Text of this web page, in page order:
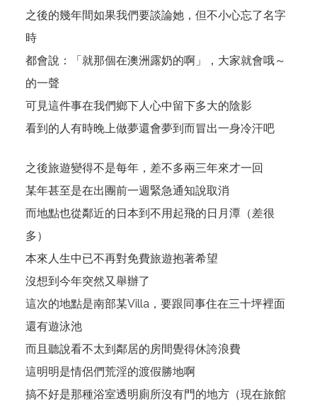
之後的幾年間如果我們要談論她，但不小心忘了名字
時
都會說：「就那個在澳洲露奶的啊」，大家就會哦～
的一聲
可見這件事在我們鄉下人心中留下多大的陰影
看到的人有時晚上做夢還會夢到而冒出一身冷汗吧
之後旅遊變得不是每年，差不多兩三年來才一回
某年甚至是在出團前一週緊急通知說取消
而地點也從鄰近的日本到不用起飛的日月潭（差很
多）
本來人生中已不再對免費旅遊抱著希望
沒想到今年突然又舉辦了
這次的地點是南部某Villa，要跟同事住在三十坪裡面
還有遊泳池
而且聽說看不太到鄰居的房間覺得休誇浪費
這明明是情侶們荒淫的渡假勝地啊
搞不好是那種浴室透明廁所沒有門的地方（現在旅館